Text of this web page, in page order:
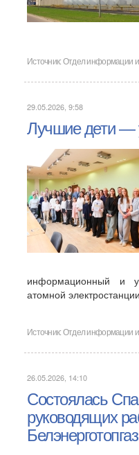
Источник:Отдел информации
29.05.2026, 9:58
Лучшие дети —
информационный и
атомной
Источник:Отдел информации
26.05.2026, 14:10
Состоялась
руководящих
Белэнерготопгаз